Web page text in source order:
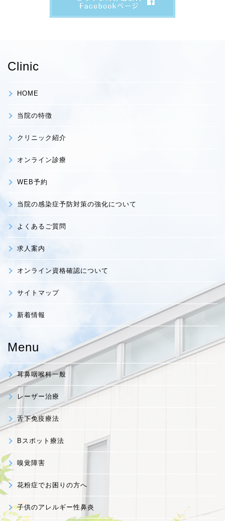
Clinic
HOME
当院の特徴
クリニック紹介
オンライン診療
WEB予約
当院の感染症予防対策の強化について
よくあるご質問
求人案内
オンライン資格確認について
サイトマップ
新着情報
Menu
耳鼻咽喉科一般
レーザー治療
舌下免疫療法
Bスポット療法
嗅覚障害
花粉症でお困りの方へ
子供のアレルギー性鼻炎